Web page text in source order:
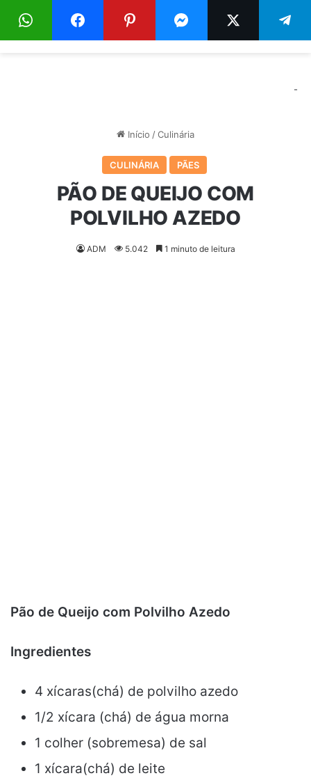
Menu
-
Início /Culinária
CULINÁRIA PÃES
PÃO DE QUEIJO COM
POLVILHO AZEDO
ADM 5.042 1 minuto de leitura
Pão de Queijo com Polvilho Azedo
Ingredientes
4 xícaras(chá) de polvilho azedo
1/2 xícara (chá) de água morna
1 colher (sobremesa) de sal
1 xícara(chá) de leite